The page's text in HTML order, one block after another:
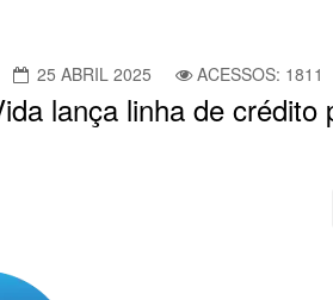
25 ABRIL 2025 ACESSOS: 1811
lança linha de crédito